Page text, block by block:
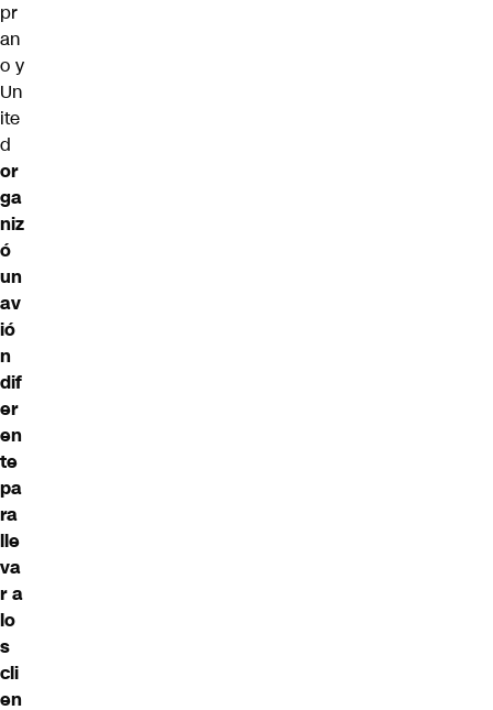
pr
an
o y
Un
ite
d
or
ga
niz
ó
un
av
ió
n
dif
er
en
te
pa
ra
lle
va
r a
lo
s
cli
en